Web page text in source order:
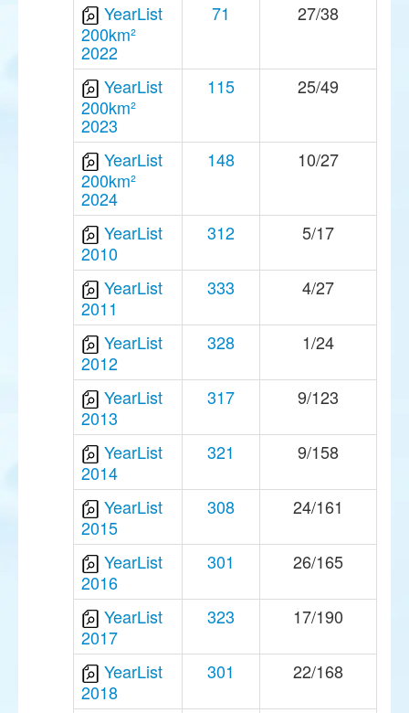
YearList
200km²
2022
71 27/38
YearList
200km²
2023
115 25/49
YearList
200km²
2024
148 10/27
YearList
2010
312 5/17
YearList
2011
333 4/27
YearList
2012
328 1/24
YearList
2013
317 9/123
YearList
2014
321 9/158
YearList
2015
308 24/161
YearList
2016
301 26/165
YearList
2017
323 17/190
YearList
2018
301 22/168